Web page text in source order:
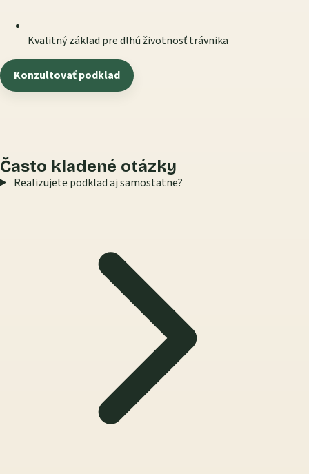
Kvalitný základ pre dlhú životnosť trávnika
Konzultovať podklad
Často kladené otázky
Realizujete podklad aj samostatne?